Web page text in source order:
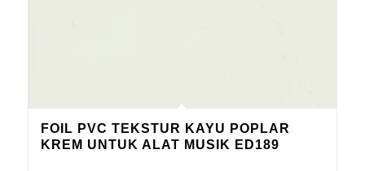
FOIL PVC TEKSTUR KAYU POPLAR
KREM UNTUK ALAT MUSIK ED189